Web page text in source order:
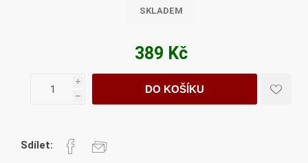
SKLADEM
389 Kč
i
h
DO KOŠÍKU
Sdílet: